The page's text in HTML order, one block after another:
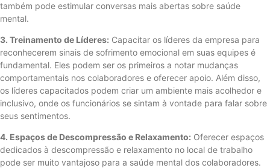
também pode estimular conversas mais abertas sobre saúde
mental.
3. Treinamento de Líderes: Capacitar os líderes da empresa para
reconhecerem sinais de sofrimento emocional em suas equipes é
fundamental. Eles podem ser os primeiros a notar mudanças
comportamentais nos colaboradores e oferecer apoio. Além disso,
os líderes capacitados podem criar um ambiente mais acolhedor e
inclusivo, onde os funcionários se sintam à vontade para falar sobre
seus sentimentos.
4. Espaços de Descompressão e Relaxamento: Oferecer espaços
dedicados à descompressão e relaxamento no local de trabalho
pode ser muito vantajoso para a saúde mental dos colaboradores.